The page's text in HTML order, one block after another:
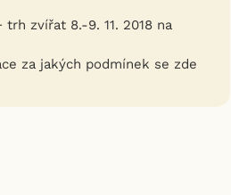
zvířat 8.-9. 11. 2018 na
za jakých podmínek se zde